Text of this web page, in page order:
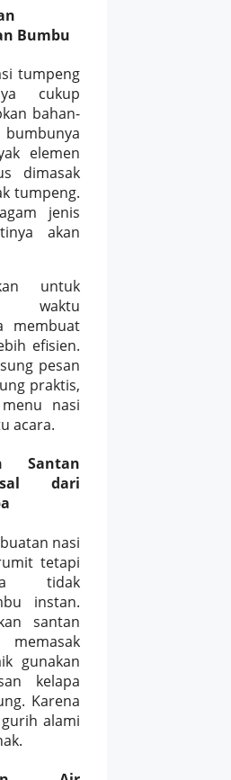
Bumbu
tumpeng
cukup
bahan-
elemen
dimasak
tumpeng.
jenis
akan
untuk
waktu
membuat
efisien.
pesan
praktis,
nasi
acara.
Santan
dari
nasi
tetapi
tidak
instan.
santan
gunakan
kelapa
Karena
alami